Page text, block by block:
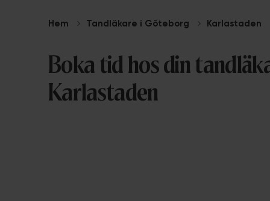
Hem Tandläkare i Göteborg Karlastaden
Boka tid hos din
Karlastaden